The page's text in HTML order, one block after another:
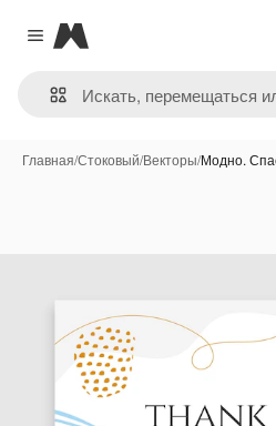
Close menu
Magnific
Главная/Стоковый/Векторы/Модно.